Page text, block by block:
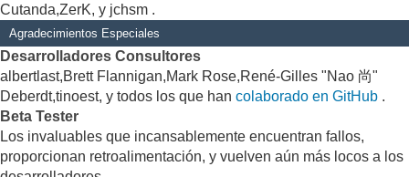
Cutanda,ZerK, y jchsm .
Agradecimientos Especiales
Desarrolladores Consultores
albertlast,Brett Flannigan,Mark Rose,René-Gilles "Nao 尚"
Deberdt,tinoest, y todos los que han colaborado en GitHub .
Beta Tester
Los invaluables que incansablemente encuentran fallos,
proporcionan retroalimentación, y vuelven aún más locos a los